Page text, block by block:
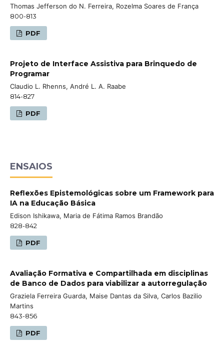
Thomas Jefferson do N. Ferreira, Rozelma Soares de França
800-813
PDF
Projeto de Interface Assistiva para Brinquedo de
Programar
Claudio L. Rhenns, André L. A. Raabe
814-827
PDF
ENSAIOS
Reflexões Epistemológicas sobre um Framework para
IA na Educação Básica
Edison Ishikawa, Maria de Fátima Ramos Brandão
828-842
PDF
Avaliação Formativa e Compartilhada em disciplinas
de Banco de Dados para viabilizar a autorregulação
Graziela Ferreira Guarda, Maise Dantas da Silva, Carlos Bazilio
Martins
843-856
PDF